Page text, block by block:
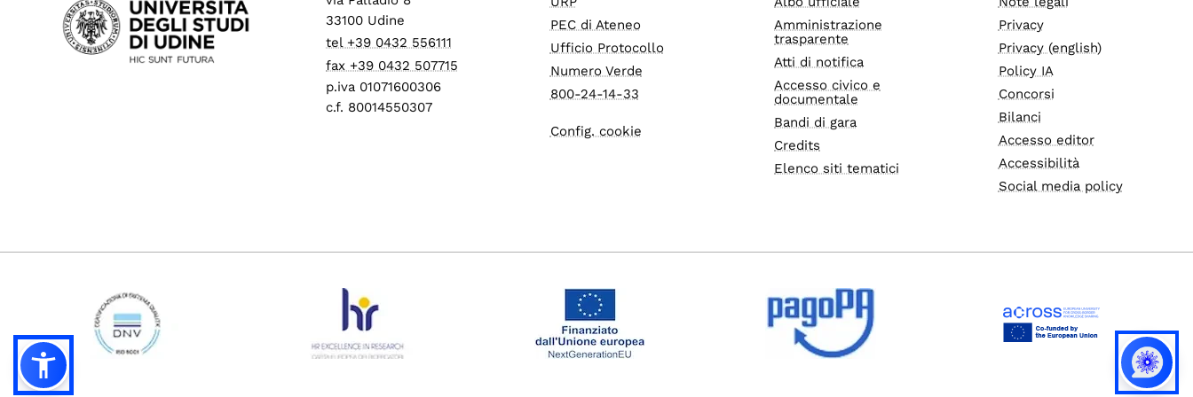
33100 Udine
tel +39 0432 556111
fax +39 0432 507715
p.iva 01071600306
c.f. 80014550307
PEC di Ateneo
Ufficio Protocollo
Numero Verde
800-24-14-33
Config. cookie
Amministrazione
trasparente
Atti di notifica
Accesso civico e
documentale
Bandi di gara
Credits
Elenco siti tematici
Privacy
Privacy (english)
Policy IA
Concorsi
Bilanci
Accesso editor
Accessibilità
Social media policy